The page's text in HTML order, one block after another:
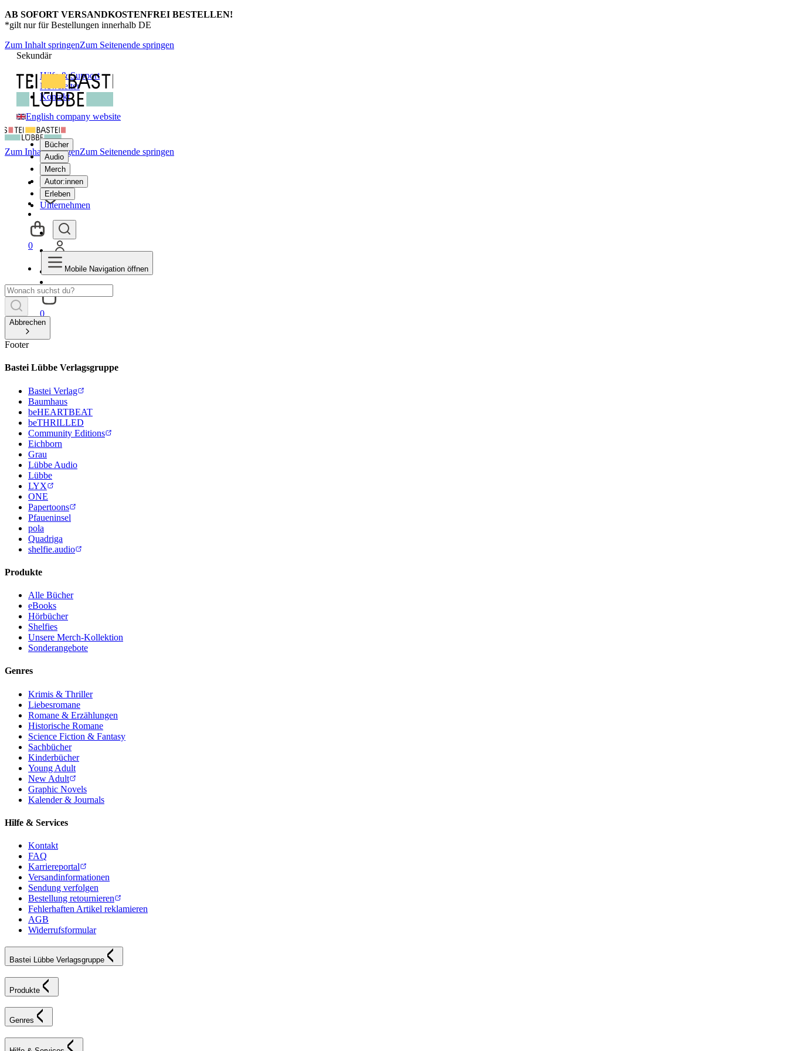
AB SOFORT VERSANDKOSTENFREI BESTELLEN!
*gilt nur für Bestellungen innerhalb DE
Zum Inhalt springenZum Seitenende springen
Sekundär
Hilfe & Support
Newsletter
Kontakt
English company website
Bücher
Audio
Merch
Autor:innen
Erleben
Unternehmen
0
Zum Inhalt springenZum Seitenende springen
0
Mobile Navigation öffnen
Abbrechen
Footer
Bastei Lübbe Verlagsgruppe
Bastei Verlag
Baumhaus
beHEARTBEAT
beTHRILLED
Community Editions
Eichborn
Grau
Lübbe Audio
Lübbe
LYX
ONE
Papertoons
Pfaueninsel
pola
Quadriga
shelfie.audio
Produkte
Alle Bücher
eBooks
Hörbücher
Shelfies
Unsere Merch-Kollektion
Sonderangebote
Genres
Krimis & Thriller
Liebesromane
Romane & Erzählungen
Historische Romane
Science Fiction & Fantasy
Sachbücher
Kinderbücher
Young Adult
New Adult
Graphic Novels
Kalender & Journals
Hilfe & Services
Kontakt
FAQ
Karriereportal
Versandinformationen
Sendung verfolgen
Bestellung retournieren
Fehlerhaften Artikel reklamieren
AGB
Widerrufsformular
Bastei Lübbe Verlagsgruppe
Produkte
Genres